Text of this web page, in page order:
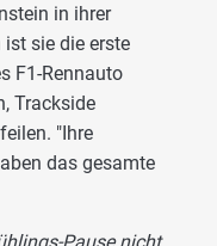
in ihrer
ist sie die erste
F1-Rennauto
Trackside
"Ihre
das gesamte